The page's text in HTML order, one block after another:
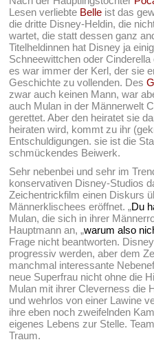
Lesen verliebte Belle ist das
die dritte Disney-Heldin, die
wartet, die statt dessen ganz
Titelheldinnen hat Disney ja
Schneewittchen oder
es war immer der Kerl, der sie
Geschichte zu vollenden. Des
zwar auch keinen Mann, war
auch Mulan in der Männerwelt
gerettet. Aber den heiratet sie
heiraten wird, kommt zu ihr
Entschuldigungen. sie ist die
schmückendes Beiwerk.
Sehr nebenbei und sehr im
konservativen Disney-Studios
Zeichentrickfilm einen Diskurs
Männerklischees eröffnet. „Du
Mulan, die sich in ihrer
Hauptmann an, „warum also
Frage nicht beantworten.
progressiv werden, aber dem
manchmal interessante
neue Superfrau nicht ohne die
Mulan mit ihrer Cleverness die
und wehrlos von einer Lawine
ihre eben noch zweifelnden
eigenes Lebens zur Stelle.
Traum.